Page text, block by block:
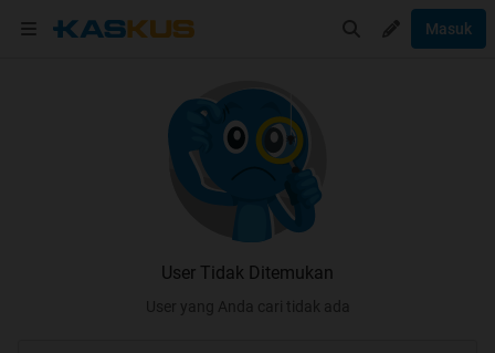
Masuk
User Tidak Ditemukan
User yang Anda cari tidak ada